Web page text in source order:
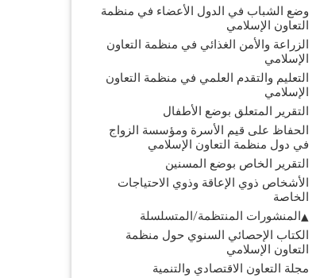
وضع الشباب في الدول الأعضاء في منظمة
التعاون الإسلامي
الزراعة والأمن الغذائي في منظمة التعاون
الإسلامي
التعليم والتقدم العلمي في منظمة التعاون
الإسلامي
التقرير المتعلق بوضع الأطفال
الحفاظ على قيم الأسرة ومؤسسة الزواج
في دول منظمة التعاون الإسلامي
التقرير الخاص بوضع المسنين
الأشخاص ذوي الإعاقة وذوي الاحتياجات
الخاصة
المنشورات المنتظمة/المتسلسلة
الكتاب الإحصائي السنوي حول منظمة
التعاون الإسلامي
مجلة التعاون الاقتصادي والتنمية